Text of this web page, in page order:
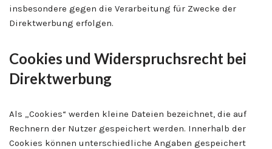
insbesondere gegen die Verarbeitung für Zwecke der
Direktwerbung erfolgen.
Cookies und Widerspruchsrecht bei
Direktwerbung
Als „Cookies“ werden kleine Dateien bezeichnet, die auf
Rechnern der Nutzer gespeichert werden. Innerhalb der
Cookies können unterschiedliche Angaben gespeichert